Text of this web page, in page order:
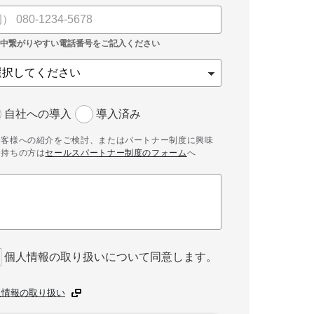
自社への導入 導入済み
様への紹介をご検討、またはパートナー制度に興味
ちの方はセールスパートナー制度のフォームへ
個人情報の取り扱いについて同意します。
報の取り扱い